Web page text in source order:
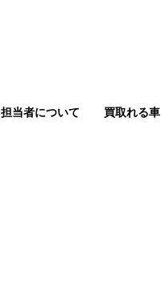
担当者について 買取れる車